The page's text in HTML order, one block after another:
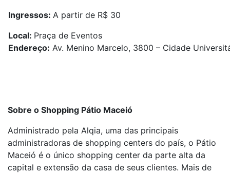
Ingressos: A partir de R$ 30
Local: Praça de Eventos
Endereço: Av. Menino Marcelo, 3800 – Cidade
Sobre o Shopping Pátio Maceió
Administrado pela Alqia, uma das principais
administradoras de shopping centers do país, o Pátio
Maceió é o único shopping center da parte alta da
capital e extensão da casa de seus clientes. Mais de